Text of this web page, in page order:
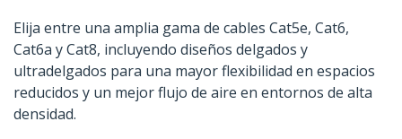
Elija entre una amplia gama de cables Cat5e, Cat6,
Cat6a y Cat8, incluyendo diseños delgados y
ultradelgados para una mayor flexibilidad en espacios
reducidos y un mejor flujo de aire en entornos de alta
densidad.